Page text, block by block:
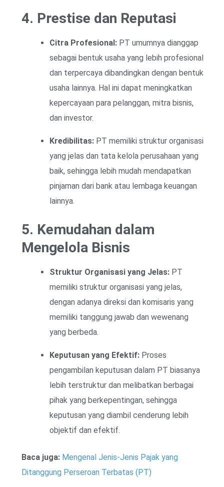
4. Prestise dan Reputasi
Citra Profesional: PT umumnya dianggap
sebagai bentuk usaha yang lebih profesional
dan terpercaya dibandingkan dengan bentuk
usaha lainnya. Hal ini dapat meningkatkan
kepercayaan para pelanggan, mitra bisnis,
dan investor.
Kredibilitas: PT memiliki struktur organisasi
yang jelas dan tata kelola perusahaan yang
baik, sehingga lebih mudah mendapatkan
pinjaman dari bank atau lembaga keuangan
lainnya.
5. Kemudahan dalam
Mengelola Bisnis
Struktur Organisasi yang Jelas: PT
memiliki struktur organisasi yang jelas,
dengan adanya direksi dan komisaris yang
memiliki tanggung jawab dan wewenang
yang berbeda.
Keputusan yang Efektif: Proses
pengambilan keputusan dalam PT biasanya
lebih terstruktur dan melibatkan berbagai
pihak yang berkepentingan, sehingga
keputusan yang diambil cenderung lebih
objektif dan efektif.
Baca juga: Mengenal Jenis-Jenis Pajak yang
Ditanggung Perseroan Terbatas (PT)